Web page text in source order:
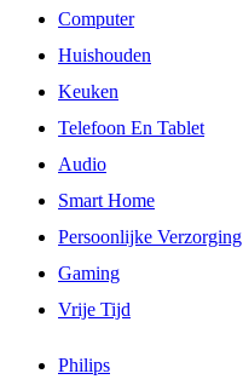
Computer
Huishouden
Keuken
Telefoon En Tablet
Audio
Smart Home
Persoonlijke Verzorging
Gaming
Vrije Tijd
Philips